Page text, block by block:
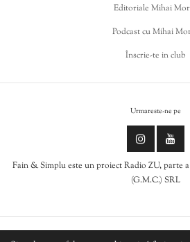
Editoriale Mihai
Podcast cu Mihai
Înscrie-te in club
Urmareste-ne pe
Fain & Simplu este un proiect Radio ZU,
(G.M.C.) SRL